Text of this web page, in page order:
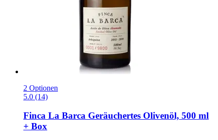
2 Optionen
5.0 (14)
Finca La Barca Geräuchertes Olivenöl, 500 ml
+ Box